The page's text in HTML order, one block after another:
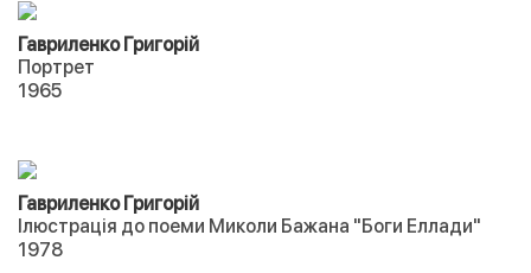
Гавриленко Григорій
Портрет
1965
Гавриленко Григорій
Ілюстрація до поеми Миколи Бажана "Боги Еллади"
1978